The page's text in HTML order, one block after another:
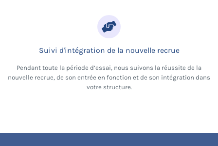
Suivi d'intégration de la nouvelle recrue
Pendant toute la période d’essai, nous suivons la réussite de la
nouvelle recrue, de son entrée en fonction et de son intégration dans
votre structure.